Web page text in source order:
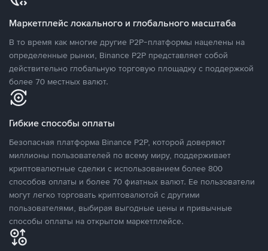
Маркетплейс локального и глобального масштаба
В то время как многие другие P2P-платформы нацелены на
определенные рынки, Binance P2P представляет собой
действительно глобальную торговую площадку с поддержкой
более 70 местных валют.
Гибкие способы оплаты
Безопасная платформа Binance P2P, которой доверяют
миллионы пользователей по всему миру, поддерживает
криптовалютные сделки с использованием более 800
способов оплаты и более 70 фиатных валют. Ее пользователи
могут легко торговать криптовалютой с другими
пользователями, выбирая выгодные цены и привычные
способы оплаты на открытом маркетплейсе.